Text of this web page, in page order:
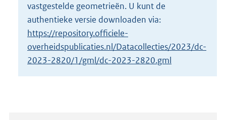
,
5
vastgestelde geometrieën. U kunt de
authentieke versie downloaden via:
https://repository.officiele-
overheidspublicaties.nl/Datacollecties/2023/dc-
2023-2820/1/gml/dc-2023-2820.gml